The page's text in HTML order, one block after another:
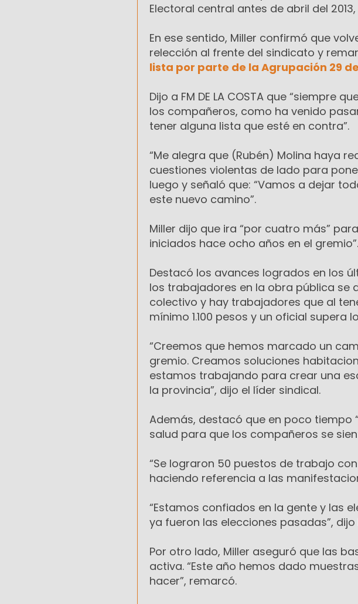
Electoral central antes de abril del
En ese sentido, Miller confirmó que
relección al frente del sindicato y
lista por parte de la Agrupación 29
Dijo a FM DE LA COSTA que “siempre
los compañeros, como ha venido
tener alguna lista que esté en contra”.
“Me alegra que (Rubén) Molina haya
cuestiones violentas de lado para
luego y señaló que: “Vamos a dejar
este nuevo camino”.
Miller dijo que ira “por cuatro más”
iniciados hace ocho años en el gremio”.
Destacó los avances logrados en los
los trabajadores en la obra pública se
colectivo y hay trabajadores que al
mínimo 1.100 pesos y un oficial supera
“Creemos que hemos marcado un
gremio. Creamos soluciones
estamos trabajando para crear una
la provincia”, dijo el líder sindical.
Además, destacó que en poco tiempo
salud para que los compañeros se
“Se lograron 50 puestos de trabajo
haciendo referencia a las
“Estamos confiados en la gente y las
ya fueron las elecciones pasadas”,
Por otro lado, Miller aseguró que las
activa. “Este año hemos dado
hacer”, remarcó.